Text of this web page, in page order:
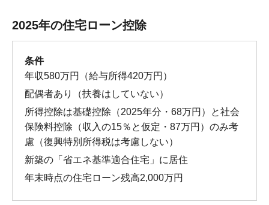
2025年の住宅ローン控除
条件
年収580万円（給与所得420万円）
配偶者あり（扶養はしていない）
所得控除は基礎控除（2025年分・68万円）と社会
保険料控除（収入の15％と仮定・87万円）のみ考
慮（復興特別所得税は考慮しない）
新築の「省エネ基準適合住宅」に居住
年末時点の住宅ローン残高2,000万円